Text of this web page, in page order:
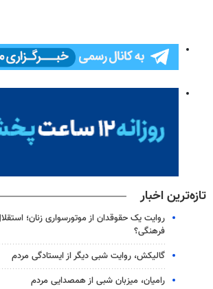
تازه‌ترین اخبار
روایت یک حقوقدان از موتورسواری زنان؛
فرهنگی؟
گالیکش، روایت شبی دیگر از ایستادگی مردم
رامیان، میزبان شبی از همصدایی مردم